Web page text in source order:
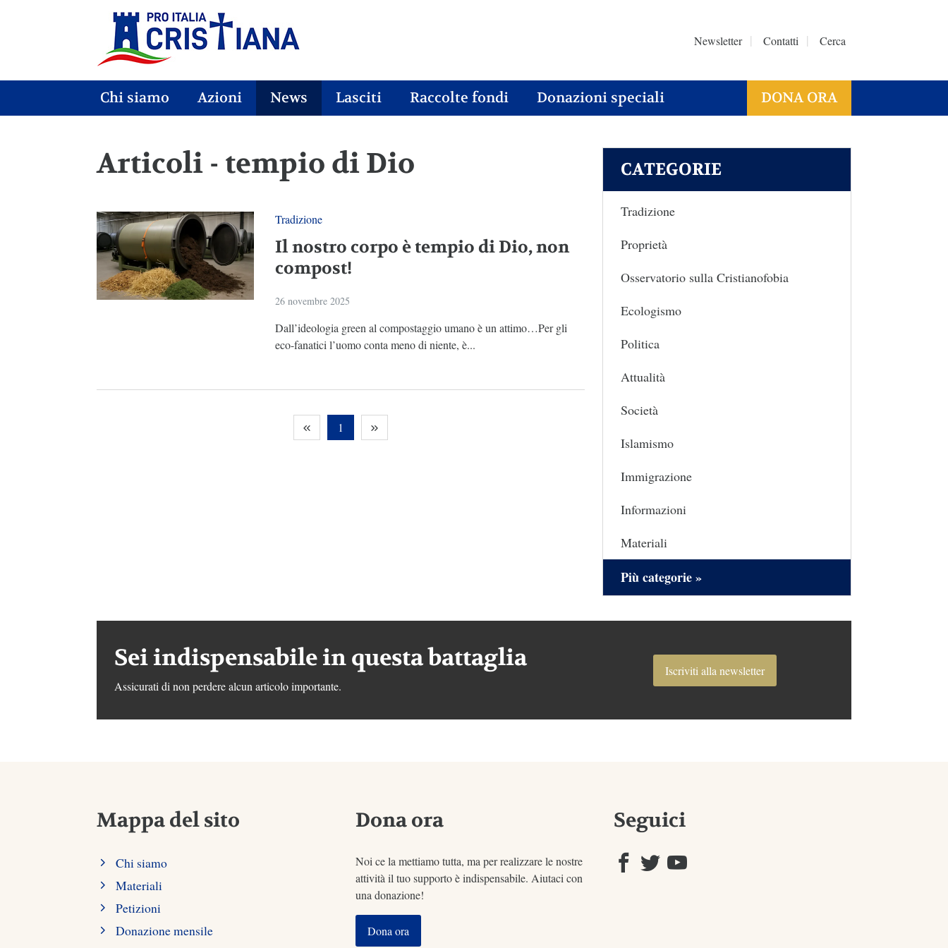
Newsletter Contatti Cerca
Chi siamo Azioni News Lasciti Raccolte fondi Donazioni speciali DONA ORA
Articoli - tempio di Dio
Tradizione
Il nostro corpo è tempio di Dio, non
compost!
26 novembre 2025
Dall’ideologia green al compostaggio umano è un attimo…Per gli
eco-fanatici l’uomo conta meno di niente, è...
1
CATEGORIE
Tradizione
Proprietà
Osservatorio sulla Cristianofobia
Ecologismo
Politica
Attualità
Società
Islamismo
Immigrazione
Informazioni
Materiali
Più categorie »
Sei indispensabile in questa battaglia
Assicurati di non perdere alcun articolo importante.
Iscriviti alla newsletter
Mappa del sito
Chi siamo
Materiali
Petizioni
Donazione mensile
Dona ora
Noi ce la mettiamo tutta, ma per realizzare le nostre
attività il tuo supporto è indispensabile. Aiutaci con
una donazione!
Dona ora
Seguici